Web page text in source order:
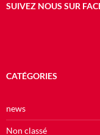
SUIVEZ NOUS SUR
CATÉGORIES
news
Non classé